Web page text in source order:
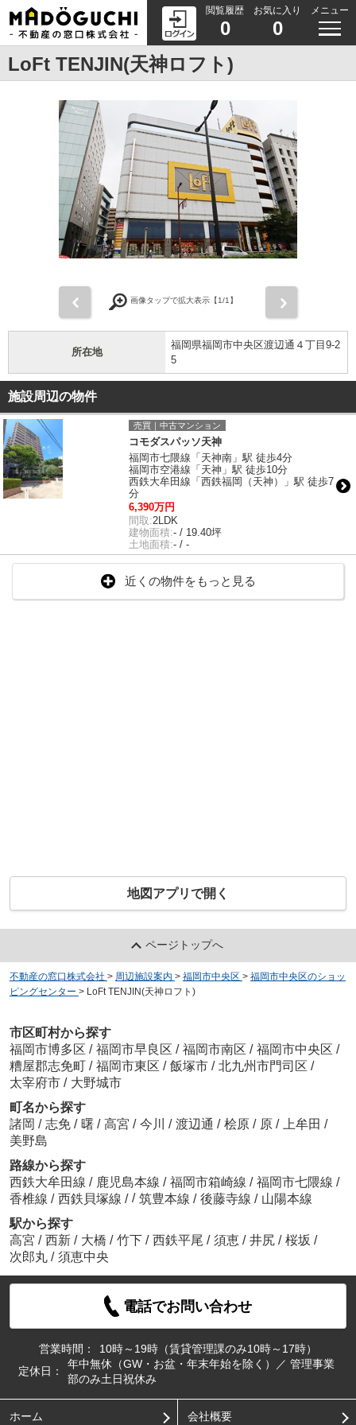
閲覧履歴
0
お気に入り
0
メニュー
LoFt TENJIN(天神ロフト)
画像タップで拡大表示【1/1】
所在地
福岡県福岡市中央区渡辺通４丁目9-2
5
施設周辺の物件
売買｜中古マンション
コモダスパッソ天神
福岡市七隈線「天神南」駅 徒歩4分
福岡市空港線「天神」駅 徒歩10分
西鉄大牟田線「西鉄福岡（天神）」駅 徒歩7
分
6,390万円
間取:2LDK
建物面積:- / 19.40坪
土地面積:- / -
近くの物件をもっと見る
地図アプリで開く
ページトップへ
不動産の窓口株式会社 > 周辺施設案内 > 福岡市中央区 > 福岡市中央区のショッ
ピングセンター > LoFt TENJIN(天神ロフト)
市区町村から探す
福岡市博多区 / 福岡市早良区 / 福岡市南区 / 福岡市中央区 /
糟屋郡志免町 / 福岡市東区 / 飯塚市 / 北九州市門司区 /
太宰府市 / 大野城市
町名から探す
諸岡 / 志免 / 曙 / 高宮 / 今川 / 渡辺通 / 桧原 / 原 / 上牟田 /
美野島
路線から探す
西鉄大牟田線 / 鹿児島本線 / 福岡市箱崎線 / 福岡市七隈線 /
香椎線 / 西鉄貝塚線 / / 筑豊本線 / 後藤寺線 / 山陽本線
駅から探す
高宮 / 西新 / 大橋 / 竹下 / 西鉄平尾 / 須恵 / 井尻 / 桜坂 /
次郎丸 / 須恵中央
電話でお問い合わせ
営業時間：
10時～19時（賃貸管理課のみ10時～17時）
定休日：
年中無休（GW・お盆・年末年始を除く）／ 管理事業
部のみ土日祝休み
ホーム 会社概要